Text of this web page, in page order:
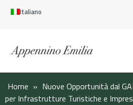
Italiano
Home » Nuove Opportunità dal
per Infrastrutture Turistiche e